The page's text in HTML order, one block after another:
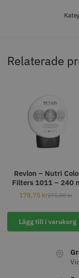
Relaterade
Revlon – Nutri
Filters 1011 – 240
178,75 kr275,00kr
Lägg till i varukorg
Info
Kyone - Grim Reaper I
Info